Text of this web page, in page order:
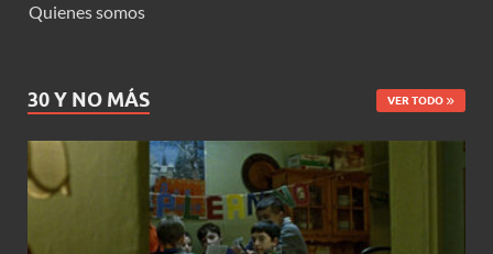
Quienes somos
30 Y NO MÁS VER TODO